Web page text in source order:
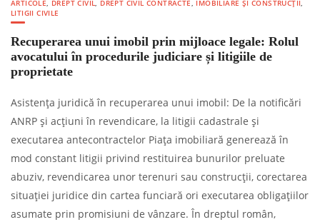
ARTICOLE, DREPT CIVIL, DREPT CIVIL CONTRACTE, IMOBILIARE ȘI CONSTRUCȚII,
LITIGII CIVILE
Recuperarea unui imobil prin mijloace legale: Rolul
avocatului în procedurile judiciare și litigiile de
proprietate
Asistența juridică în recuperarea unui imobil: De la notificări
ANRP și acțiuni în revendicare, la litigii cadastrale și
executarea antecontractelor Piața imobiliară generează în
mod constant litigii privind restituirea bunurilor preluate
abuziv, revendicarea unor terenuri sau construcții, corectarea
situației juridice din cartea funciară ori executarea obligațiilor
asumate prin promisiuni de vânzare. În dreptul român,